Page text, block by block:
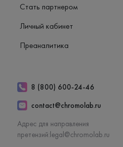
Стать партнером
Личный кабинет
Преаналитика
8 (800) 600-24-46
contact@chromolab.ru
Адрес для направления
претензий:legal@chromolab.ru